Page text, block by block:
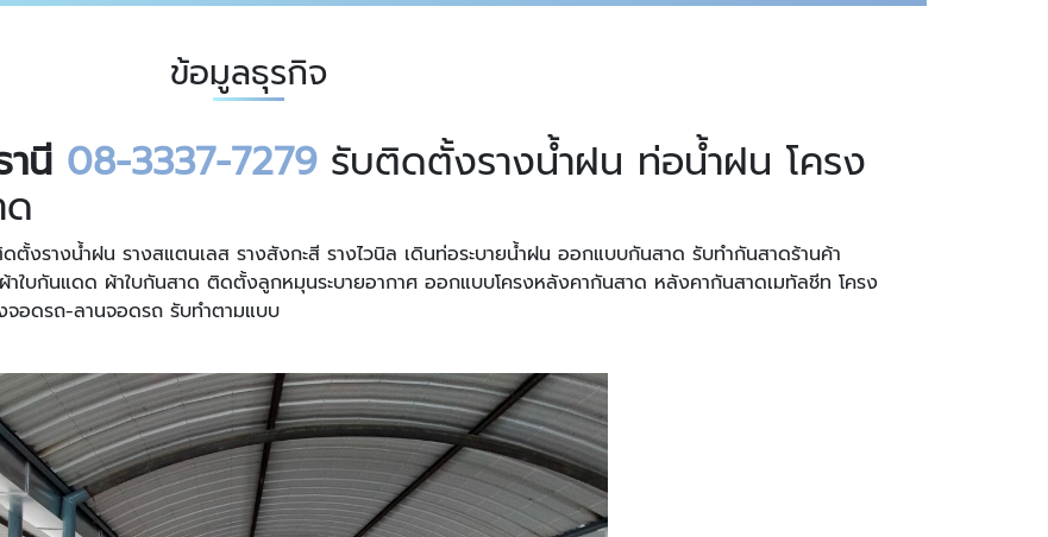
ข้อมูลธุรกิจ
นี 08-3337-7279 รับติดตั้งรางน้ำฝน ท่อน้ำฝน โครง
ตั้งรางน้ำฝน รางสแตนเลส รางสังกะสี รางไวนิล เดินท่อระบายน้ำฝน ออกแบบกันสาด รับทำกันสาดร้านค้า
บกันแดด ผ้าใบกันสาด ติดตั้งลูกหมุนระบายอากาศ ออกแบบโครงหลังคากันสาด หลังคากันสาดเมทัลชีท โครง
จอดรถ-ลานจอดรถ รับทำตามแบบ